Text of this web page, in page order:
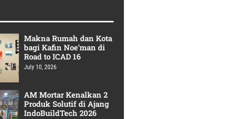
Makna Rumah dan Kota
bagi Kafin Noe’man di
Road to ICAD 16
July 10, 2026
AM Mortar Kenalkan 2
Produk Solutif di Ajang
IndoBuildTech 2026